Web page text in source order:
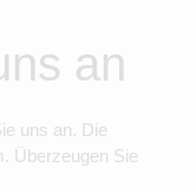
an
uns an. Die
Überzeugen Sie